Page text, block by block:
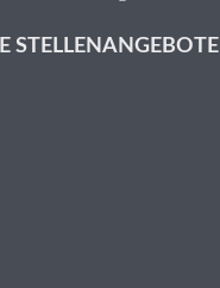
STELLENANGEBOTE